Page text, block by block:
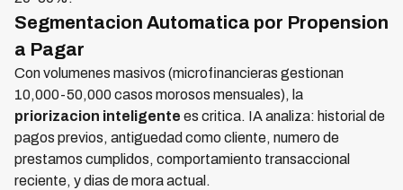
Segmentacion Automatica por Propension
a Pagar
Con volumenes masivos (microfinancieras gestionan
10,000-50,000 casos morosos mensuales), la
priorizacion inteligente es critica. IA analiza: historial de
pagos previos, antiguedad como cliente, numero de
prestamos cumplidos, comportamiento transaccional
reciente, y dias de mora actual.